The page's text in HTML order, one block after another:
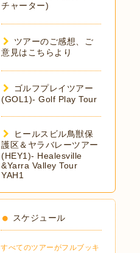
チャーター)
ツアーのご感想、ご
意見はこちらより
ゴルフプレイツアー
(GOL1)- Golf Play Tour
ヒールスビル鳥獣保
護区＆ヤラバレーツアー
(HEY1)- Healesville
&Yarra Valley Tour
YAH1
スケジュール
すべてのツアーがフルブッキ